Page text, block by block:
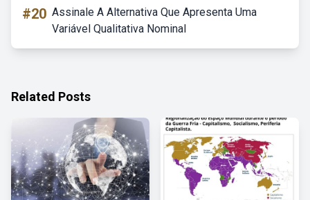
#20 Assinale A Alternativa Que Apresenta Uma
Variável Qualitativa Nominal
Related Posts